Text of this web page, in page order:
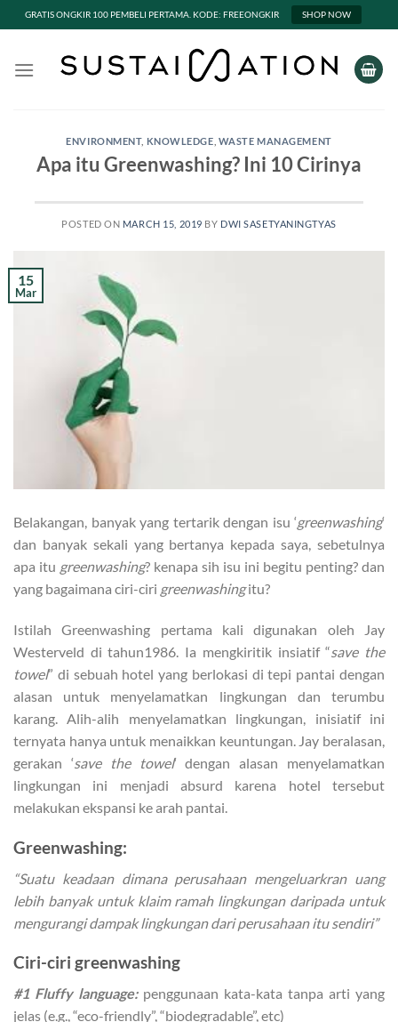
GRATIS ONGKIR 100 PEMBELI PERTAMA. KODE: FREEONGKIR SHOP NOW
ENVIRONMENT, KNOWLEDGE WASTE MANAGEMENT
Apa itu Greenwashing? Ini 10 Cirinya
POSTED ON MARCH 15, 2019 BY DWI SASETYANINGTYAS
15
Mar
Belakangan, banyak yang tertarik dengan isu ‘greenwashing‘
dan banyak sekali yang bertanya kepada saya, sebetulnya
apa itu greenwashing? kenapa sih isu ini begitu penting? dan
yang bagaimana ciri-ciri greenwashingitu?
Istilah Greenwashing pertama kali digunakan oleh Jay
Westerveld di tahun1986. Ia mengkiritik insiatif “save the
towel” di sebuah hotel yang berlokasi di tepi pantai dengan
alasan untuk menyelamatkan lingkungan dan terumbu
karang. Alih-alih menyelamatkan lingkungan, inisiatif ini
ternyata hanya untuk menaikkan keuntungan. Jay beralasan,
gerakan ‘save the towel‘ dengan alasan menyelamatkan
lingkungan ini menjadi absurd karena hotel tersebut
melakukan ekspansi ke arah pantai.
Greenwashing:
“Suatu keadaan dimana perusahaan mengeluarkran uang
lebih banyak untuk klaim ramah lingkungan daripada untuk
mengurangi dampak lingkungan dari perusahaan itu sendiri”
Ciri-ciri greenwashing
#1 Fluffy language:penggunaan kata-kata tanpa arti yang
jelas (e.g., “eco-friendly”, “biodegradable”, etc)